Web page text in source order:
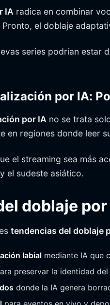
IA radica en combinar
Pronto, el doblaje
series podrían estar
por IA:
por IA no se trata
en regiones donde leer
el streaming sea más
el sudeste asiático.
doblaje
tendencias del doblaje
labial mediante IA que
preservar la identidad
donde la IA genera